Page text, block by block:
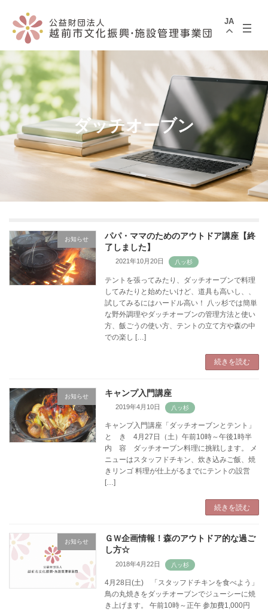
へ
ス
キ
ッ
プ
ョ
ン
に
移
動
JA
ダッチオーブン
お知らせ
パパ・ママのためのアウトドア講座【終
了しました】
2021年10月20日
テントを張ってみたり、ダッチオーブンで料理
してみたりと始めたいけど、道具も高いし、、
試してみるにはハードル高い！ 八ッ杉では簡単
な野外調理やダッチオーブンの管理方法と使い
方、飯ごうの使い方、テントの立て方や森の中
での楽し […]
続きを読む
お知らせ キャンプ入門講座
2019年4月10日
キャンプ入門講座「ダッチオーブンとテント」
と き 4月27日（土）午前10時～午後1時半
内 容 ダッチオーブン料理に挑戦します。 メ
ニューはスタッフドチキン、炊き込みご飯、焼
きリンゴ 料理が仕上がるまでにテントの設営
[…]
続きを読む
お知らせ
ＧＷ企画情報！森のアウトドア的な過ご
し方☆
2018年4月22日
4月28日(土) 「スタッフドチキンを食べよう」
鳥の丸焼きをダッチオーブンでジューシーに焼
き上げます。 午前10時～正午 参加費1,000円